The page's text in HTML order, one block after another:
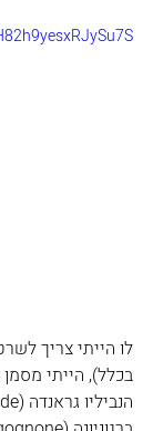
לו הייתי צריך